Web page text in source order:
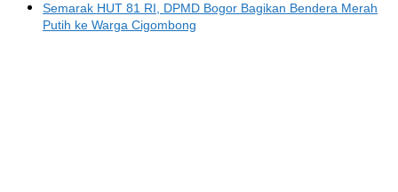
Semarak HUT 81 RI, DPMD Bogor Bagikan Bendera Merah
Putih ke Warga Cigombong